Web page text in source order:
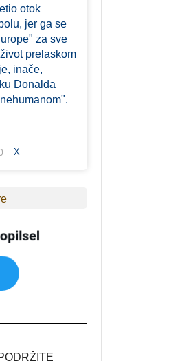
otok
jer ga se
za sve
prelaskom
inače,
Donalda
X